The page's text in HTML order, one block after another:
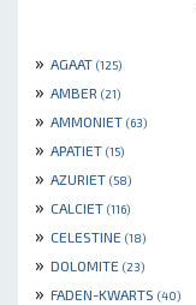
» AGAAT (125)
» AMBER (21)
» AMMONIET (63)
» APATIET (15)
» AZURIET (58)
» CALCIET (116)
» CELESTINE (18)
» DOLOMITE (23)
» FADEN-KWARTS (40)